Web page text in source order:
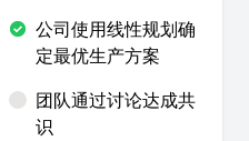
公司使用线性规划确
定最优生产方案
团队通过讨论达成共
识